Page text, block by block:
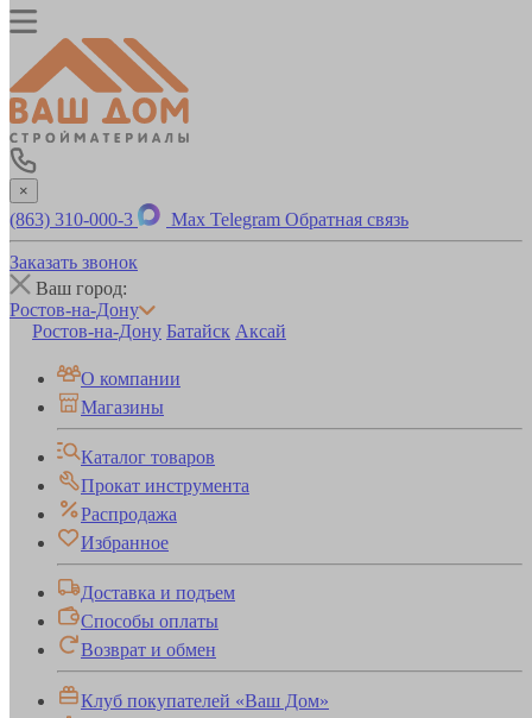
×
(863) 310-000-3 Max Telegram Обратная связь
Заказать звонок
Ваш город:
Ростов-на-Дону
Ростов-на-Дону Батайск Аксай
О компании
Магазины
Каталог товаров
Прокат инструмента
Распродажа
Избранное
Доставка и подъем
Способы оплаты
Возврат и обмен
Клуб покупателей «Ваш Дом»